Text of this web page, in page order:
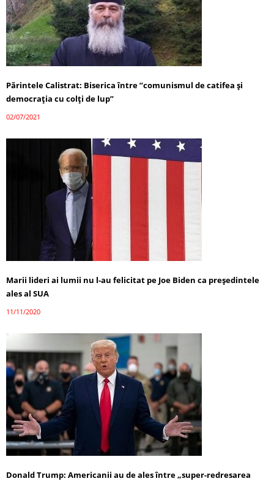
Părintele Calistrat: Biserica între ”comunismul de catifea și
democrația cu colți de lup”
02/07/2021
Marii lideri ai lumii nu l-au felicitat pe Joe Biden ca președintele
ales al SUA
11/11/2020
Donald Trump: Americanii au de ales între „super-redresarea